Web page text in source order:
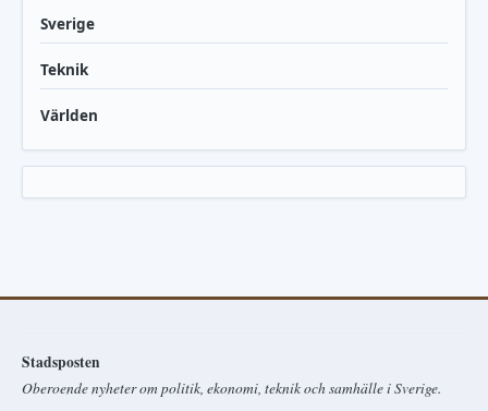
Sverige
Teknik
Världen
Stadsposten
Oberoende nyheter om politik, ekonomi, teknik och samhälle i Sverige.